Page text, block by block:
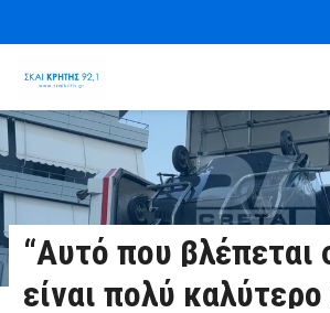
“Αυτό που βλέπεται
είναι πολύ